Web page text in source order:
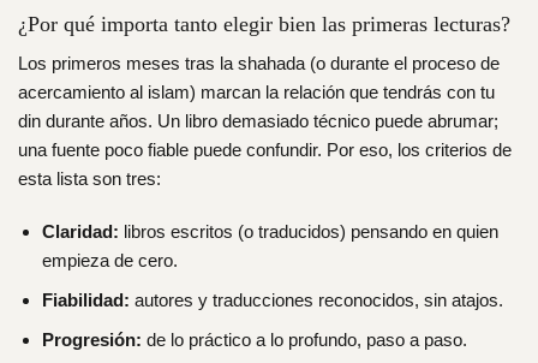
¿Por qué importa tanto elegir bien las primeras lecturas?
Los primeros meses tras la shahada (o durante el proceso de
acercamiento al islam) marcan la relación que tendrás con tu
din durante años. Un libro demasiado técnico puede abrumar;
una fuente poco fiable puede confundir. Por eso, los criterios de
esta lista son tres:
Claridad: libros escritos (o traducidos) pensando en quien
empieza de cero.
Fiabilidad: autores y traducciones reconocidos, sin atajos.
Progresión: de lo práctico a lo profundo, paso a paso.